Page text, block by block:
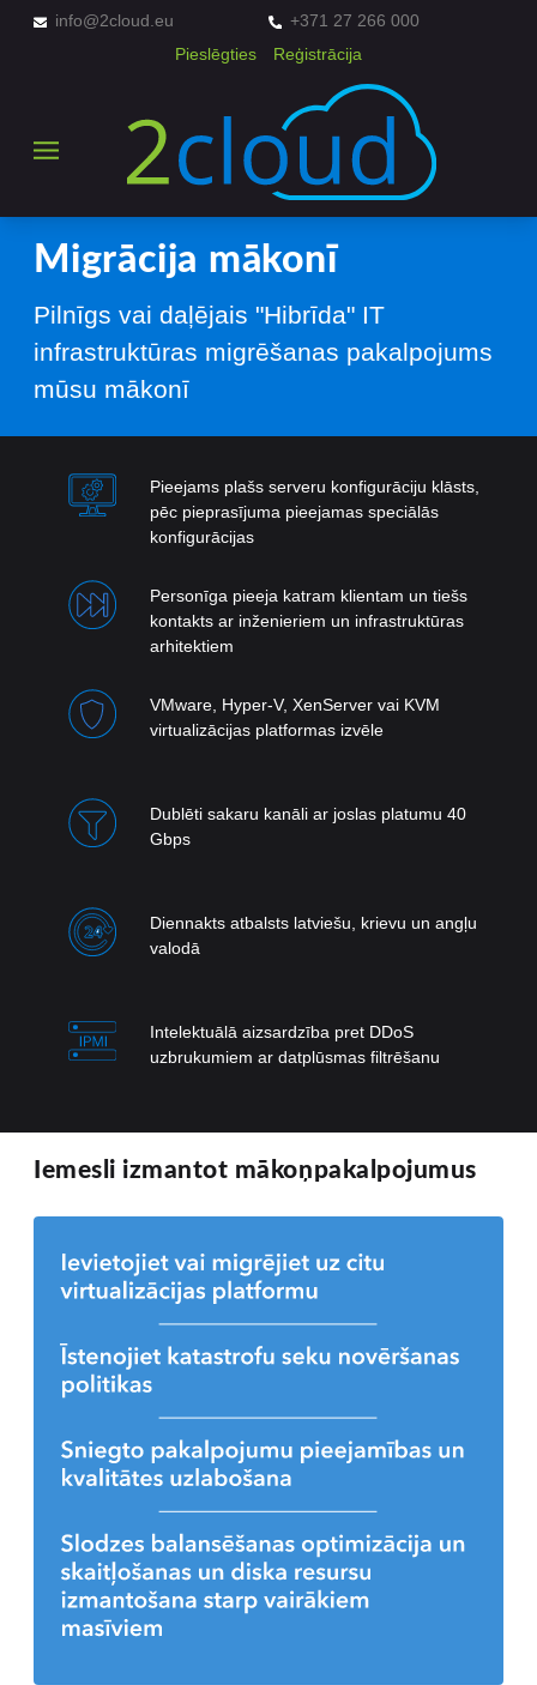
info@2cloud.eu
+371 27 266 000
Pieslēgties
Reģistrācija
Migrācija mākonī
Pilnīgs vai daļējais "Hibrīda" IT
infrastruktūras migrēšanas pakalpojums
mūsu mākonī
Pieejams plašs serveru konfigurāciju klāsts,
pēc pieprasījuma pieejamas speciālās
konfigurācijas
Personīga pieeja katram klientam un tiešs
kontakts ar inženieriem un infrastruktūras
arhitektiem
VMware, Hyper-V, XenServer vai KVM
virtualizācijas platformas izvēle
Dublēti sakaru kanāli ar joslas platumu 40
Gbps
Diennakts atbalsts latviešu, krievu un angļu
valodā
Intelektuālā aizsardzība pret DDoS
uzbrukumiem ar datplūsmas filtrēšanu
Iemesli izmantot mākoņpakalpojumus